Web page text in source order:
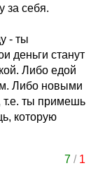
за себя.
- ты
деньги станут
Либо едой
Либо новыми
ты примешь
которую
7/ 1